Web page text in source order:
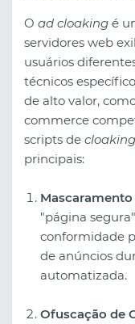
O ad cloaking é
servidores web
usuários
técnicos
de alto valor,
commerce
scripts de cloaking
principais:
"página
conformidade
de anúncios
automatizada.
Ofuscação de